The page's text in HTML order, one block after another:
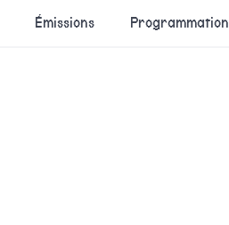
Émissions Programmation